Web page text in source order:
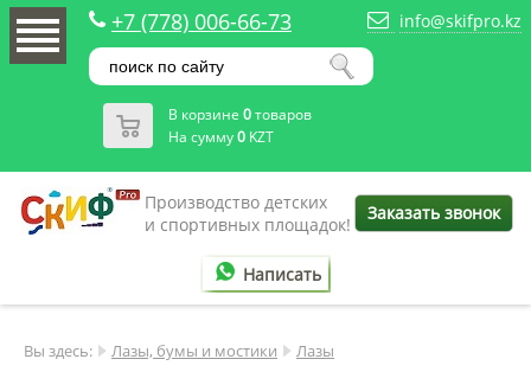
+7 (778) 006-66-73 info@skifpro.kz
В корзине 0товаров
На сумму0 KZT
Производство детских
и спортивных площадок!
Заказать звонок
Написать
Вы здесь: Лазы, бумы и мостики Лазы